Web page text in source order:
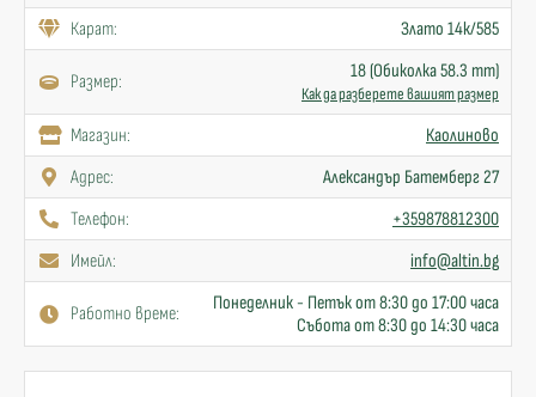
Карат:
Злато 14к/585
Размер: 18 (Обиколка 58.3 mm)
Как да разберете вашият размер
Mагазин:
Каолиново
Адрес:
Александър Батемберг 27
Телефон:
+359878812300
Имейл:
info@altin.bg
Работно време:
Понеделник - Петък от 8:30 до 17:00 часа
Събота от 8:30 до 14:30 часа